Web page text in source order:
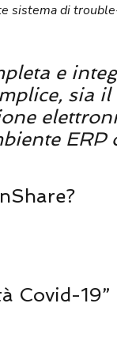
sistema di
e
sia il
ERP
Covid-19”